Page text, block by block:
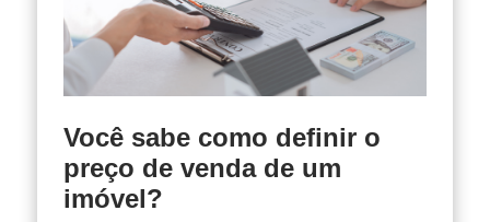
Você sabe como definir o
preço de venda de um
imóvel?